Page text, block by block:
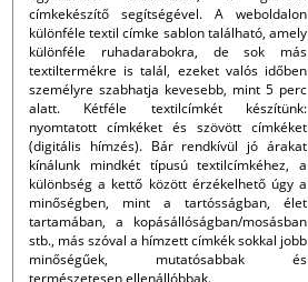
címkekészítő segítségével. A weboldalon
különféle textil címke sablon található, amely
különféle ruhadarabokra, de sok más
textiltermékre is talál, ezeket valós időben
személyre szabhatja kevesebb, mint 5 perc
alatt. Kétféle textilcímkét készítünk:
nyomtatott címkéket és szövött címkéket
(digitális hímzés). Bár rendkívül jó árakat
kínálunk mindkét típusú textilcímkéhez, a
különbség a kettő között érzékelhető úgy a
minőségben, mint a tartósságban, élet
tartamában, a kopásállóságban/mosásban
stb., más szóval a hímzett címkék sokkal jobb
minőségűek, mutatósabbak és
természetesen ellenállóbbak.